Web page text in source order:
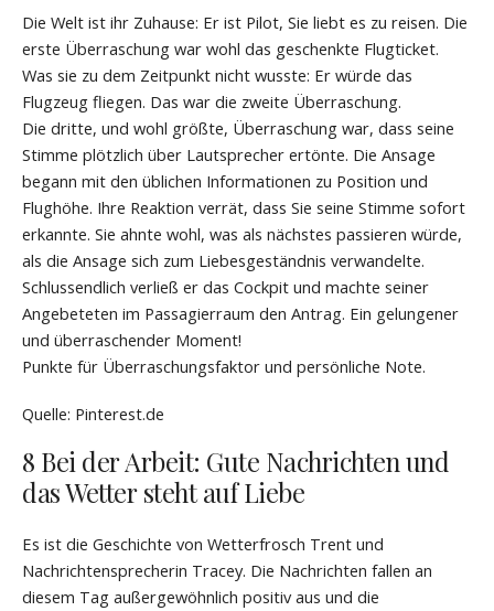
Die Welt ist ihr Zuhause: Er ist Pilot, Sie liebt es zu reisen. Die
erste Überraschung war wohl das geschenkte Flugticket.
Was sie zu dem Zeitpunkt nicht wusste: Er würde das
Flugzeug fliegen. Das war die zweite Überraschung.
Die dritte, und wohl größte, Überraschung war, dass seine
Stimme plötzlich über Lautsprecher ertönte. Die Ansage
begann mit den üblichen Informationen zu Position und
Flughöhe. Ihre Reaktion verrät, dass Sie seine Stimme sofort
erkannte. Sie ahnte wohl, was als nächstes passieren würde,
als die Ansage sich zum Liebesgeständnis verwandelte.
Schlussendlich verließ er das Cockpit und machte seiner
Angebeteten im Passagierraum den Antrag. Ein gelungener
und überraschender Moment!
Punkte für Überraschungsfaktor und persönliche Note.
Quelle: Pinterest.de
8 Bei der Arbeit: Gute Nachrichten und
das Wetter steht auf Liebe
Es ist die Geschichte von Wetterfrosch Trent und
Nachrichtensprecherin Tracey. Die Nachrichten fallen an
diesem Tag außergewöhnlich positiv aus und die